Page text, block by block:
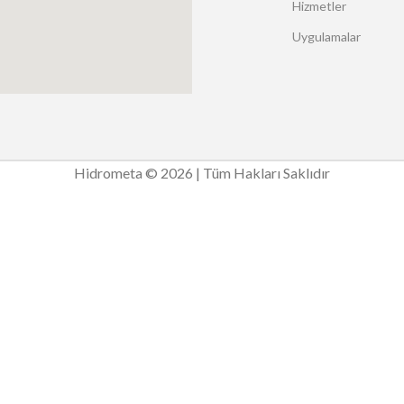
Hizmetler
Uygulamalar
Hidrometa © 2026 | Tüm Hakları Saklıdır